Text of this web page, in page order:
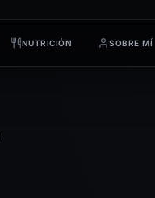
NUTRICIÓN SOBRE MÍ